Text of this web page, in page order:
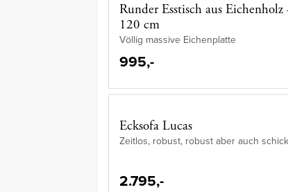
Runder Esstisch aus Eichenholz
120 cm
Völlig massive Eichenplatte
995,-
Ecksofa Lucas
Zeitlos, robust, robust aber auch schick
2.795,-